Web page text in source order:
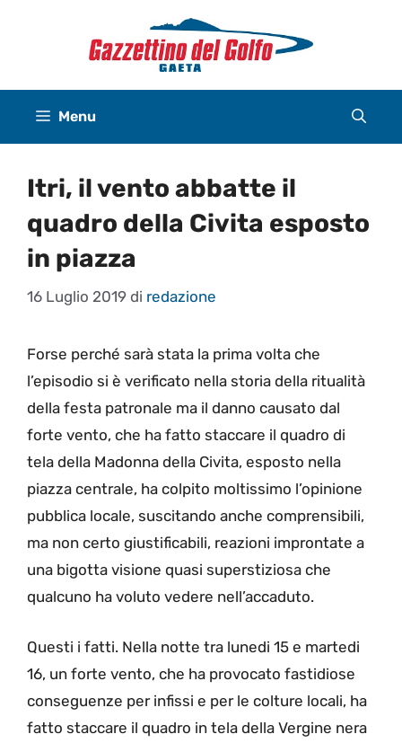
Menu
Itri, il vento abbatte il
quadro della Civita esposto
in piazza
16 Luglio 2019 di redazione
Forse perché sarà stata la prima volta che
l’episodio si è verificato nella storia della ritualità
della festa patronale ma il danno causato dal
forte vento, che ha fatto staccare il quadro di
tela della Madonna della Civita, esposto nella
piazza centrale, ha colpito moltissimo l’opinione
pubblica locale, suscitando anche comprensibili,
ma non certo giustificabili, reazioni improntate a
una bigotta visione quasi superstiziosa che
qualcuno ha voluto vedere nell’accaduto.
Questi i fatti. Nella notte tra lunedi 15 e martedi
16, un forte vento, che ha provocato fastidiose
conseguenze per infissi e per le colture locali, ha
fatto staccare il quadro in tela della Vergine nera